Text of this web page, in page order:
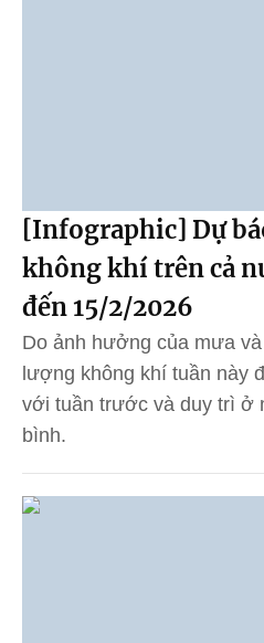
[Infographic] Dự
không khí trên cả
đến 15/2/2026
Do ảnh hưởng của mưa
lượng không khí tuần này
với tuần trước và duy trì ở
bình.